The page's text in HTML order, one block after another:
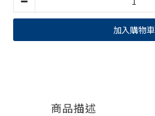
加入購物車
商品描述